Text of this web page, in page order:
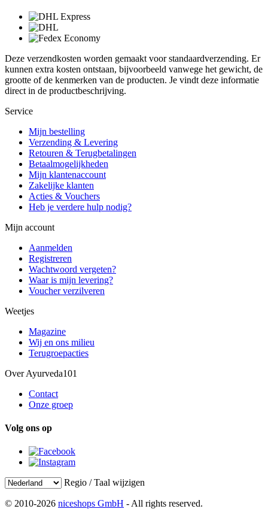
Deze verzendkosten worden gemaakt voor standaardverzending. Er
kunnen extra kosten ontstaan, bijvoorbeeld vanwege het gewicht, de
grootte of de kenmerken van de producten. Je vindt deze informatie
direct in de productbeschrijving.
Service
Mijn bestelling
Verzending & Levering
Retouren & Terugbetalingen
Betaalmogelijkheden
Mijn klantenaccount
Zakelijke klanten
Acties & Vouchers
Heb je verdere hulp nodig?
Mijn account
Aanmelden
Registreren
Wachtwoord vergeten?
Waar is mijn levering?
Voucher verzilveren
Weetjes
Magazine
Wij en ons milieu
Terugroepacties
Over Ayurveda101
Contact
Onze groep
Volg ons op
Regio / Taal wijzigen
© 2010-2026 niceshops GmbH - All rights reserved.